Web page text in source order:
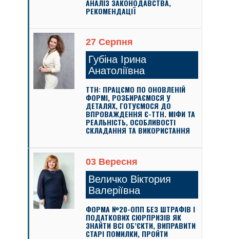
АНАЛІЗ ЗАКОНОДАВСТВА,
РЕКОМЕНДАЦІЇ
27 Серпня
Губіна Ірина
Анатоліївна
ТТН: ПРАЦЄМО ПО ОНОВЛЕНІЙ
ФОРМІ, РОЗБИРАЄМОСЯ У
ДЕТАЛЯХ, ГОТУЄМОСЯ ДО
ВПРОВАЖДЕННЯ Є-ТТН. МІФИ ТА
РЕАЛЬНІСТЬ, ОСОБЛИВОСТІ
СКЛАДАННЯ ТА ВИКОРИСТАННЯ
03 Вересня
Величко Віктория
Валеріївна
ФОРМА №20-ОПП БЕЗ ШТРАФІВ І
ПОДАТКОВИХ СЮРПРИЗІВ ЯК
ЗНАЙТИ ВСІ ОБ’ЄКТИ, ВИПРАВИТИ
СТАРІ ПОМИЛКИ, ПРОЙТИ